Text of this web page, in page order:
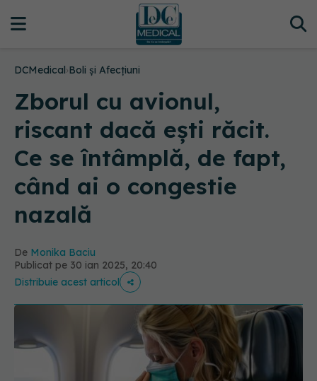
DCMedical›Boli și Afecțiuni
Zborul cu avionul,
riscant dacă ești răcit.
Ce se întâmplă, de fapt,
când ai o congestie
nazală
De Monika Baciu
Publicat pe 30 ian 2025, 20:40
Distribuie acest articol